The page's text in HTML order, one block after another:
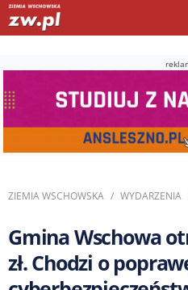
ZIEMIA WSCHOWSKA WYDARZENIA
Gmina Wschowa
zł. Chodzi o